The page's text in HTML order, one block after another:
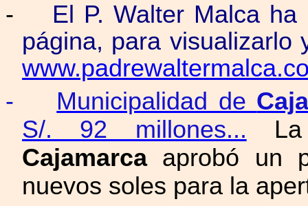
- El P. Walter Malca
página, para visualizarlo
- Municipalidad de
S/. 92 millones... La
Cajamarcaaprobó un
nuevos soles para la